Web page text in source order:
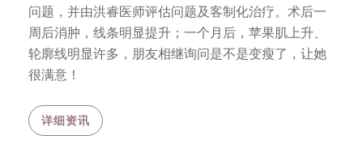
问题，并由洪睿医师评估问题及客制化治疗。术后一
周后消肿，线条明显提升；一个月后，苹果肌上升、
轮廓线明显许多，朋友相继询问是不是变瘦了，让她
很满意！
详细资讯